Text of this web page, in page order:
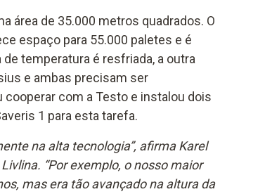
área de 35.000 metros quadrados. O
espaço para 55.000 paletes e é
temperatura é resfriada, a outra
e ambas precisam ser
com a Testo e instalou dois
1 para esta tarefa.
na alta tecnologia”, afirma Karel
“Por exemplo, o nosso maior
mas era tão avançado na altura da